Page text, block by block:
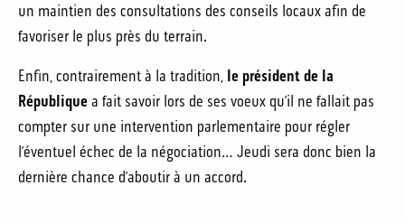
un maintien des consultations des conseils locaux afin de
favoriser le plus près du terrain.
Enfin, contrairement à la tradition, le président de la
Républiquea fait savoir lors de ses voeux qu’il ne fallait pas
compter sur une intervention parlementaire pour régler
l’éventuel échec de la négociation… Jeudi sera donc bien la
dernière chance d’aboutir à un accord.